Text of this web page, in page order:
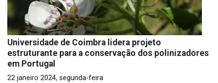
Universidade de Coimbra lidera projeto
estruturante para a conservação dos polinizadores
em Portugal
22 janeiro 2024, segunda-feira